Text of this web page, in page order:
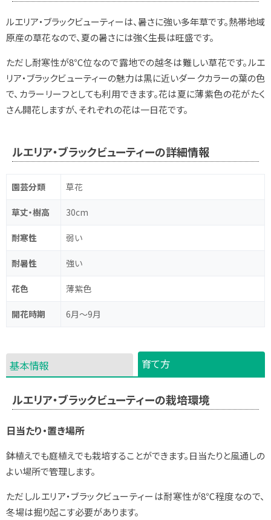
ルエリア・ブラックビューティーは、暑さに強い多年草です。熱帯地域
原産の草花なので、夏の暑さには強く生長は旺盛です。
ただし耐寒性が8℃位なので露地での越冬は難しい草花です。ルエ
リア・ブラックビューティーの魅力は黒に近いダークカラーの葉の色
で、カラーリーフとしても利用できます。花は夏に薄紫色の花がたく
さん開花しますが、それぞれの花は一日花です。
ルエリア・ブラックビューティーの詳細情報
園芸分類 草花
草丈・樹高 30cm
耐寒性 弱い
耐暑性 強い
花色 薄紫色
開花時期 6月～9月
基本情報 育て方
ルエリア・ブラックビューティーの栽培環境
日当たり・置き場所
鉢植えでも庭植えでも栽培することができます。日当たりと風通しの
よい場所で管理します。
ただしルエリア・ブラックビューティーは耐寒性が8℃程度なので、
冬場は掘り起こす必要があります。